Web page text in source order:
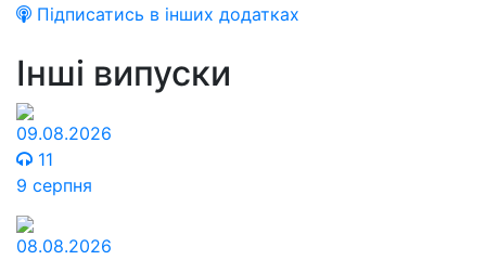
Підписатись в інших додатках
Інші випуски
09.08.2026
11
9 серпня
08.08.2026